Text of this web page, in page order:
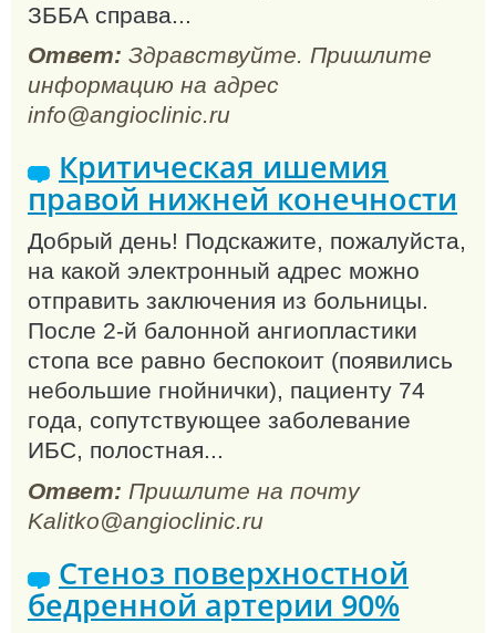
ЗББА справа...
Ответ: Здравствуйте. Пришлите
информацию на адрес
info@angioclinic.ru
Критическая ишемия
правой нижней конечности
Добрый день! Подскажите, пожалуйста,
на какой электронный адрес можно
отправить заключения из больницы.
После 2-й балонной ангиопластики
стопа все равно беспокоит (появились
небольшие гнойнички), пациенту 74
года, сопутствующее заболевание
ИБС, полостная...
Ответ: Пришлите на почту
Kalitko@angioclinic.ru
Стеноз поверхностной
бедренной артерии 90%